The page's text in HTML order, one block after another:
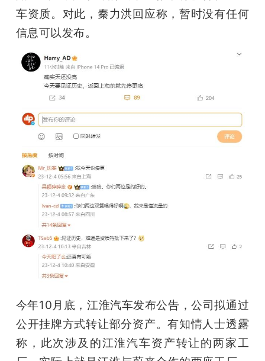
车资质。对此，秦力洪回应称，暂时没有任何
信息可以发布。
今年10月底，江淮汽车发布公告，公司拟通过
公开挂牌方式转让部分资产。有知情人士透露
称，此次涉及的江淮汽车资产转让的两家工